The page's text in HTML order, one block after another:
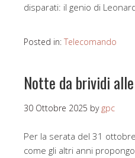
disparati: il genio di
Posted in: Telecomando
Notte da brividi
30 Ottobre 2025 by gpc
Per la serata del 31
come gli altri anni